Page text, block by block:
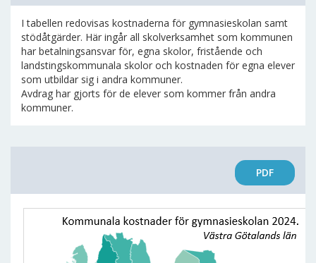
I tabellen redovisas kostnaderna för gymnasieskolan samt
stödåtgärder. Här ingår all skolverksamhet som kommunen
har betalningsansvar för, egna skolor, fristående och
landstingskommunala skolor och kostnaden för egna elever
som utbildar sig i andra kommuner.
Avdrag har gjorts för de elever som kommer från andra
kommuner.
PDF